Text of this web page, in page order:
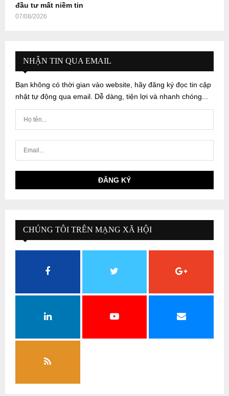
đầu tư mất niềm tin
07/08/2026
NHẬN TIN QUA EMAIL
Bạn không có thời gian vào website, hãy đăng ký đọc tin cập
nhật tự động qua email. Dễ dàng, tiện lợi và nhanh chóng...
CHÚNG TÔI TRÊN MẠNG XÃ HỘI